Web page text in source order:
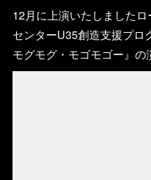
12月に上演いたしました
センターU35創造⽀援プロ
モグモグ・モゴモゴー』